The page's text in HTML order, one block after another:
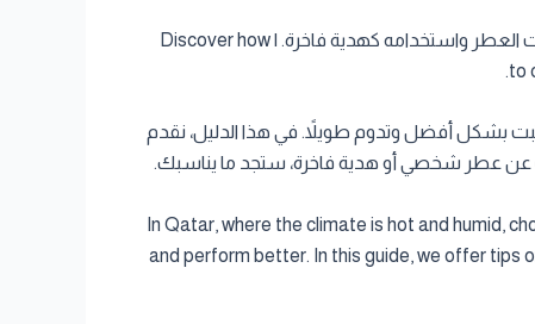
اكتشف كيفية اختيار عطر عود فاخر مناسب لأجواء قطر الحارة مع Cambodia Al Oud. نصائح لثبات العطر واستخدامه كهدية فاخرة. | Discover how
to
تثبت بشكل أفضل وتدوم طويلاً. في هذا الدليل، نقدم
In Qatar, where the climate is hot and humid,
and perform better. In this guide, we offer tips